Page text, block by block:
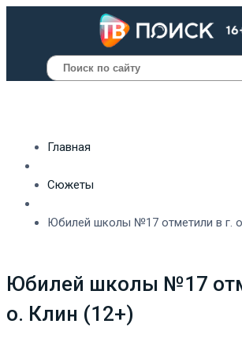
Поиск
Главная
Сюжеты
Юбилей школы №17 отметили в г.
Юбилей школы №17
о. Клин (12+)